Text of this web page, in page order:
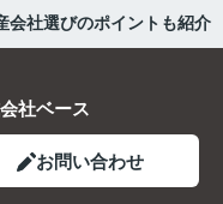
会社選びのポイントも紹介
社ベース
お問い合わせ